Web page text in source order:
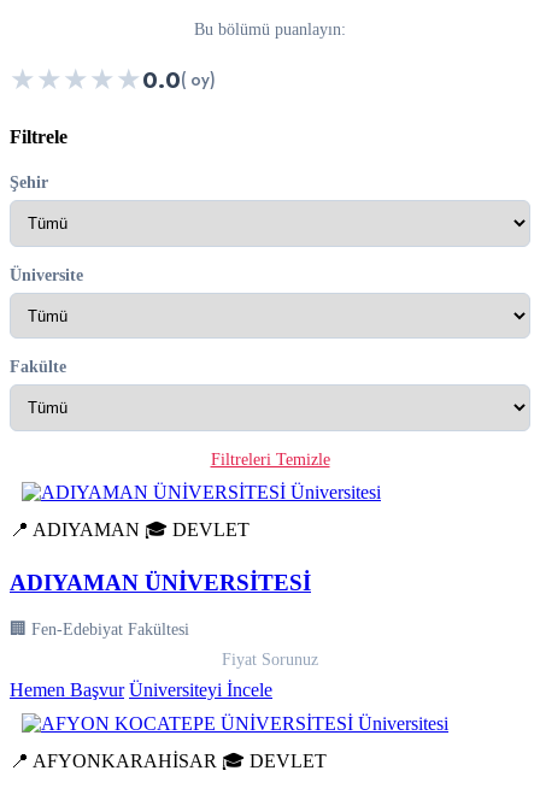
Bu bölümü puanlayın:
★★★★★0.0( oy)
Filtrele
Şehir
Üniversite
Fakülte
Filtreleri Temizle
📍 ADIYAMAN 🎓 DEVLET
ADIYAMAN ÜNİVERSİTESİ
🏢 Fen-Edebiyat Fakültesi
Fiyat Sorunuz
Hemen Başvur Üniversiteyi İncele
📍 AFYONKARAHİSAR 🎓 DEVLET